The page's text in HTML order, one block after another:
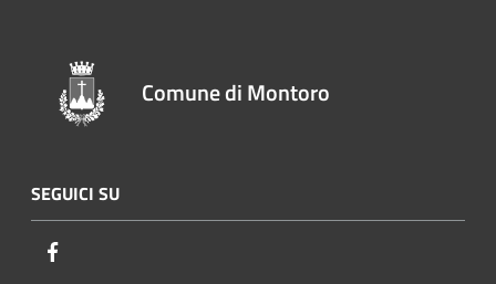
Comune di Montoro
SEGUICI SU